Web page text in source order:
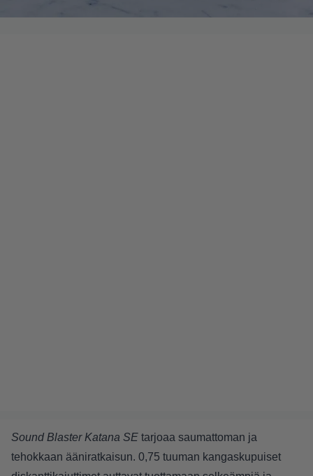
Sound Blaster Katana SE tarjoaa saumattoman ja
tehokkaan ääniratkaisun. 0,75 tuuman kangaskupuiset